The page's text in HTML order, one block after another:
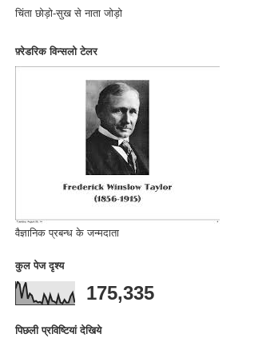
चिंता छोड़ो-सुख से नाता जोड़ो
फ़्रेडरिक विन्सलो टेलर
वैज्ञानिक प्रबन्ध के जन्मदाता
कुल पेज दृश्य
175,335
पिछली प्रविष्टियां देखिये